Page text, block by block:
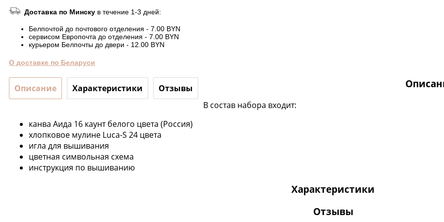
Доставка по Минску в течение 1-3 дней:
Белпочтой до почтового отделения - 7.00 BYN
сервисом Европочта до отделения - 7.00 BYN
курьером Белпочты до двери - 12.00 BYN
О доставке по Беларуси
Описание Характеристики Отзывы
В состав набора входит:
канва Аида 16 каунт белого цвета (Россия)
хлопковое мулине Luca-S 24 цвета
игла для вышивания
цветная символьная схема
инструкция по вышиванию
Характеристики
Отзывы